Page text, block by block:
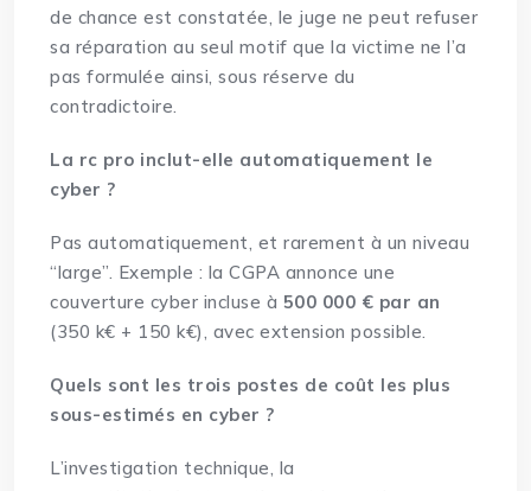
de chance est constatée, le juge ne peut refuser
sa réparation au seul motif que la victime ne l’a
pas formulée ainsi, sous réserve du
contradictoire.
La rc pro inclut-elle automatiquement le
cyber ?
Pas automatiquement, et rarement à un niveau
“large”. Exemple : la CGPA annonce une
couverture cyber incluse à 500 000 € par an
(350 k€ + 150 k€), avec extension possible.
Quels sont les trois postes de coût les plus
sous-estimés en cyber ?
L’investigation technique, la